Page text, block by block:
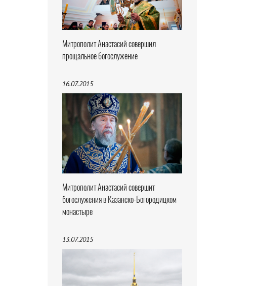
Митрополит Анастасий совершил
прощальное богослужение
16.07.2015
Митрополит Анастасий совершит
богослужения в Казанско-Богородицком
монастыре
13.07.2015